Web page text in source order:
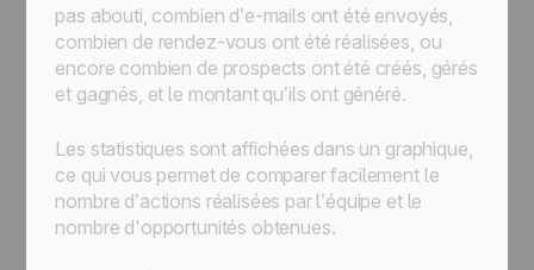
pas abouti, combien d’e-mails ont été envoyés,
combien de rendez-vous ont été réalisées, ou
encore combien de prospects ont été créés, gérés
et gagnés, et le montant qu’ils ont généré.
Les statistiques sont affichées dans un graphique,
ce qui vous permet de comparer facilement le
nombre d’actions réalisées par l’équipe et le
nombre d'opportunités obtenues.